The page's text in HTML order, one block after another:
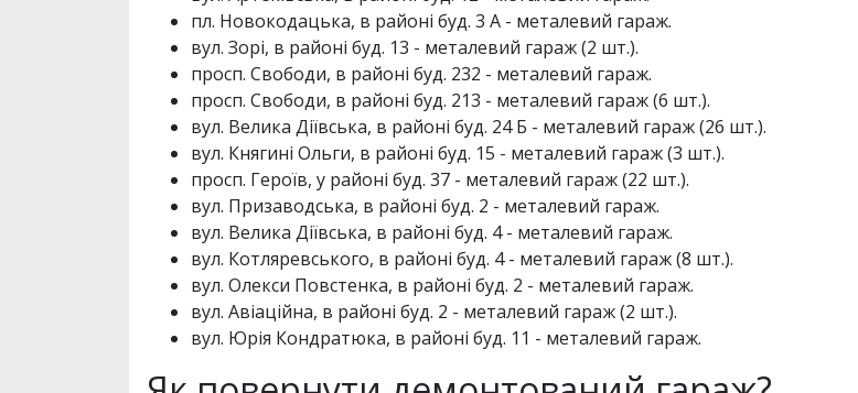
пл. Новокодацька, в районі буд. 3 А - металевий гараж.
вул. Зорі, в районі буд. 13 - металевий гараж (2 шт.).
просп. Свободи, в районі буд. 232 - металевий гараж.
просп. Свободи, в районі буд. 213 - металевий гараж (6 шт.).
вул. Велика Діївська, в районі буд. 24 Б - металевий гараж (26 шт.).
вул. Княгині Ольги, в районі буд. 15 - металевий гараж (3 шт.).
просп. Героїв, у районі буд. 37 - металевий гараж (22 шт.).
вул. Призаводська, в районі буд. 2 - металевий гараж.
вул. Велика Діївська, в районі буд. 4 - металевий гараж.
вул. Котляревського, в районі буд. 4 - металевий гараж (8 шт.).
вул. Олекси Повстенка, в районі буд. 2 - металевий гараж.
вул. Авіаційна, в районі буд. 2 - металевий гараж (2 шт.).
вул. Юрія Кондратюка, в районі буд. 11 - металевий гараж.